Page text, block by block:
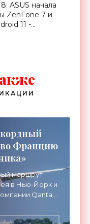
ASUS начала
ZenFone 7 и
11 -
во Францию
маршрут
в Нью-Йорк и
Qantas
24